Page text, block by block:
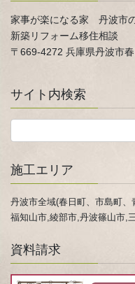
家事が楽になる家 丹波市
新築リフォーム移住相談
〒669-4272 兵庫県丹波市
サイト内検索
施工エリア
丹波市全域(春日町、市島町
福知山市,綾部市,丹波篠山市,
資料請求